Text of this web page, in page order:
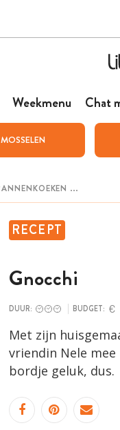
Weekmenu Chat
MOSSELEN
RECEPT
Gnocchi
DUUR: BUDGET:
Met zijn
vriendin Nele
bordje geluk, dus.